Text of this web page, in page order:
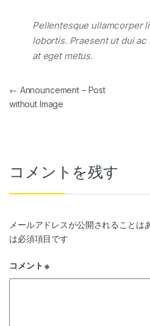
Pellentesque ullamcorper
lobortis. Praesent ut dui
at eget metus.
投稿ナビゲーション
← Announcement – Post
without Image
コメントを残す
メールアドレスが公開されることは
は必須項目です
コメント※